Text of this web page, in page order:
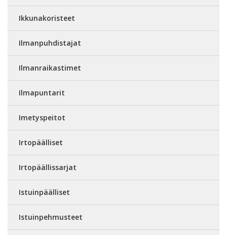
Ikkunakoristeet
Ilmanpuhdistajat
Ilmanraikastimet
Ilmapuntarit
Imetyspeitot
Irtopäälliset
Irtopäällissarjat
Istuinpäälliset
Istuinpehmusteet